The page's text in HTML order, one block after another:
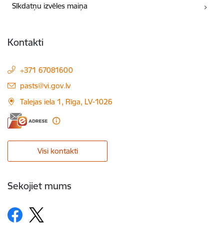
Sīkdatņu izvēles maiņa
Kontakti
+371 67081600
E-pasts:
pasts@vi.gov.lv
Talejas iela 1, Rīga, LV-1026
Visi kontakti
Sekojiet mums